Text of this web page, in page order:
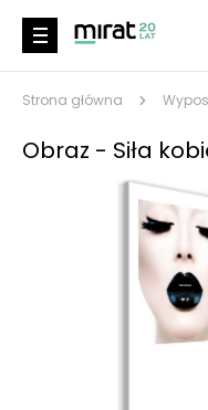
Strona główna
Obraz - Siła